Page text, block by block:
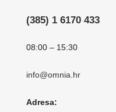
(385) 1 6170 433
08:00 – 15:30
info@omnia.hr
Adresa: